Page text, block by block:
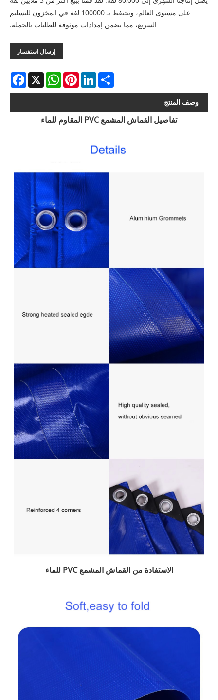
على مستوى العالم، ونحتفظ بـ 100000 لفة في المخزون للتسليم
السريع، مما يضمن إمدادات موثوقة للطلبات بالجملة.
إرسال استفسار
X
WhatsAppPinterestLinkedInShare
وصف المنتج
تفاصيل القماش المشمع PVC المقاوم للماء
الاستفادة من القماش المشمع PVC للماء